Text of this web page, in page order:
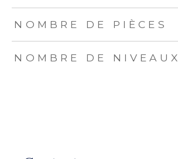
NOMBRE DE PIÈCES
NOMBRE DE NIVEAUX